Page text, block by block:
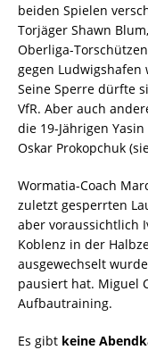
beiden Spielen
Torjäger Shawn
Oberliga-
gegen Ludwigshafen
Seine Sperre dürfte
VfR. Aber auch
die 19-Jährigen
Oskar Prokopchuk
Wormatia-Coach
zuletzt gesperrten
aber voraussichtlich
Koblenz in der
ausgewechselt
pausiert hat. Miguel
Aufbautraining.
Es gibt keine